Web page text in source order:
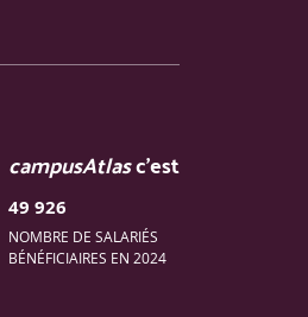
campusAtlasc'est
49 926
NOMBRE DE SALARIÉS
BÉNÉFICIAIRES EN 2024